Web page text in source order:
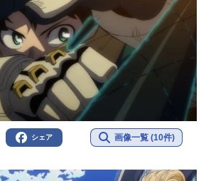
シェア 画像一覧 (10件)